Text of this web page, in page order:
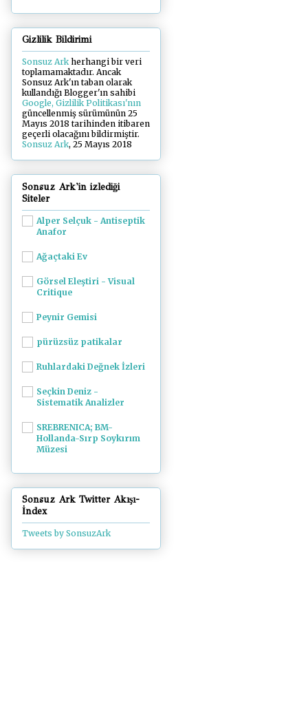
Gizlilik Bildirimi
Sonsuz Arkherhangi bir veri
toplamamaktadır. Ancak
Sonsuz Ark'ın taban olarak
kullandığı Blogger'ın sahibi
Google, Gizlilik Politikası'nın
güncellenmiş sürümünün 25
Mayıs 2018 tarihinden itibaren
geçerli olacağını bildirmiştir.
Sonsuz Ark, 25 Mayıs 2018
Sonsuz Ark'in izlediği
Siteler
Alper Selçuk - Antiseptik
Anafor
Ağaçtaki Ev
Görsel Eleştiri - Visual
Critique
Peynir Gemisi
pürüzsüz patikalar
Ruhlardaki Değnek İzleri
Seçkin Deniz -
Sistematik Analizler
SREBRENICA; BM-
Hollanda-Sırp Soykırım
Müzesi
Sonsuz Ark Twitter Akışı-
İndex
Tweets by SonsuzArk